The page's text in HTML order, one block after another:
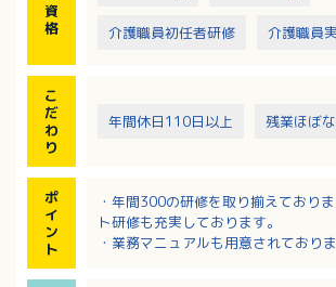
資
格
介護職員初任者研修 介護職員
こ
だ
わ
り
年間休日110日以上 残業ほぼ
ポ
イ
ン
ト
・年間300の研修を取り揃えており
ト研修も充実しております。
・業務マニュアルも用意されておりま